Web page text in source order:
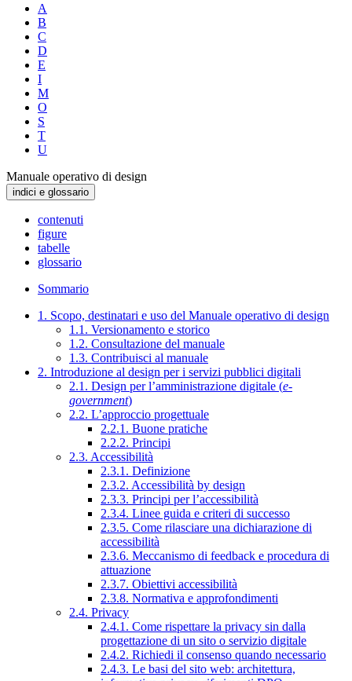
A
B
C
D
E
I
M
O
S
T
U
Manuale operativo di design
indici e glossario
contenuti
figure
tabelle
glossario
Sommario
1. Scopo, destinatari e uso del Manuale operativo di design
1.1. Versionamento e storico
1.2. Consultazione del manuale
1.3. Contribuisci al manuale
2. Introduzione al design per i servizi pubblici digitali
2.1. Design per l’amministrazione digitale (e-
government)
2.2. L’approccio progettuale
2.2.1. Buone pratiche
2.2.2. Principi
2.3. Accessibilità
2.3.1. Definizione
2.3.2. Accessibilità by design
2.3.3. Principi per l’accessibilità
2.3.4. Linee guida e criteri di successo
2.3.5. Come rilasciare una dichiarazione di
accessibilità
2.3.6. Meccanismo di feedback e procedura di
attuazione
2.3.7. Obiettivi accessibilità
2.3.8. Normativa e approfondimenti
2.4. Privacy
2.4.1. Come rispettare la privacy sin dalla
progettazione di un sito o servizio digitale
2.4.2. Richiedi il consenso quando necessario
2.4.3. Le basi del sito web: architettura,